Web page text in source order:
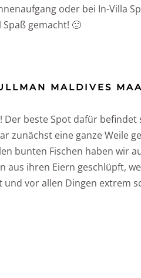
oder bei In-Villa
gemacht! 🙂
MALDIVES
! Der beste Spot dafür
zunächst eine ganze Weile
bunten Fischen haben wir
ihren Eiern geschlüpft,
vor allen Dingen extrem